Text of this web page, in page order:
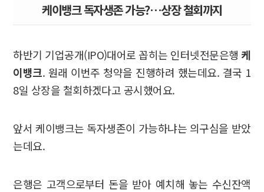
케이뱅크 독자생존 가능?…상장 철회까지
하반기 기업공개(IPO)대어로 꼽히는 인터넷전문은행 케
이뱅크. 원래 이번주 청약을 진행하려 했는데요. 결국 1
8일 상장을 철회하겠다고 공시했어요.
앞서 케이뱅크는 독자생존이 가능하냐는 의구심을 받았
는데요.
은행은 고객으로부터 돈을 받아 예치해 놓는 수신잔액